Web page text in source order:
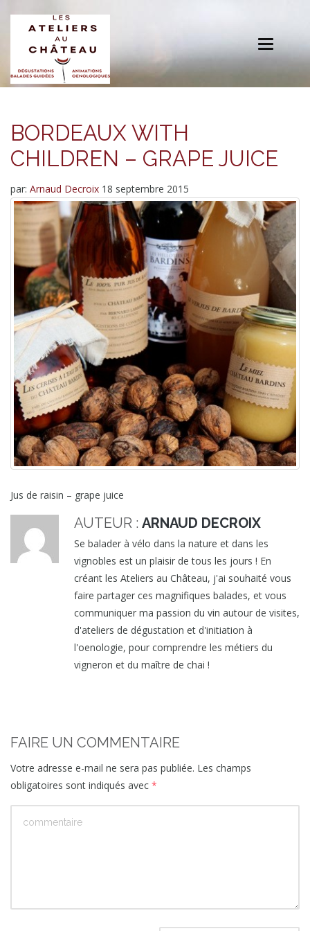
Toggle
BORDEAUX WITH
CHILDREN – GRAPE JUICE
par: Arnaud Decroix 18 septembre 2015
Jus de raisin – grape juice
AUTEUR : ARNAUD DECROIX
Se balader à vélo dans la nature et dans les
vignobles est un plaisir de tous les jours ! En
créant les Ateliers au Château, j'ai souhaité vous
faire partager ces magnifiques balades, et vous
communiquer ma passion du vin autour de visites,
d'ateliers de dégustation et d'initiation à
l'oenologie, pour comprendre les métiers du
vigneron et du maître de chai !
FAIRE UN COMMENTAIRE
Votre adresse e-mail ne sera pas publiée. Les champs
obligatoires sont indiqués avec *